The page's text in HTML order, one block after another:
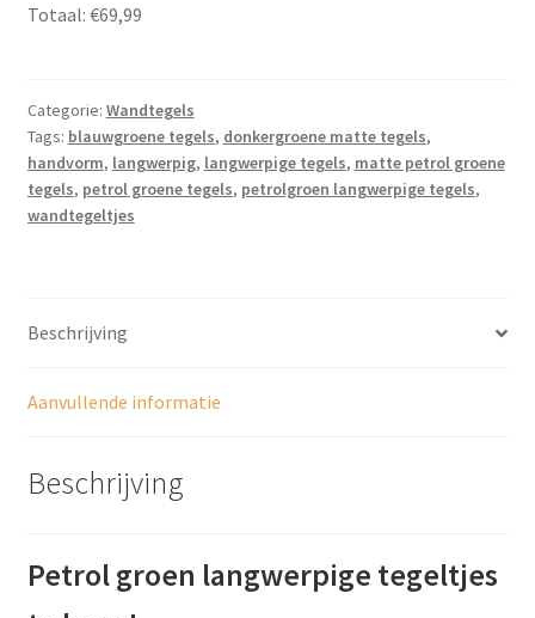
x
20cm,
TP087
aantal
Totaal: €69,99
Categorie: Wandtegels
Tags: blauwgroene tegels, donkergroene matte tegels,
handvorm, langwerpig, langwerpige tegels, matte petrol groene
tegels, petrol groene tegels, petrolgroen langwerpige tegels,
wandtegeltjes
Beschrijving
Aanvullende informatie
Beschrijving
Petrol groen langwerpige tegeltjes